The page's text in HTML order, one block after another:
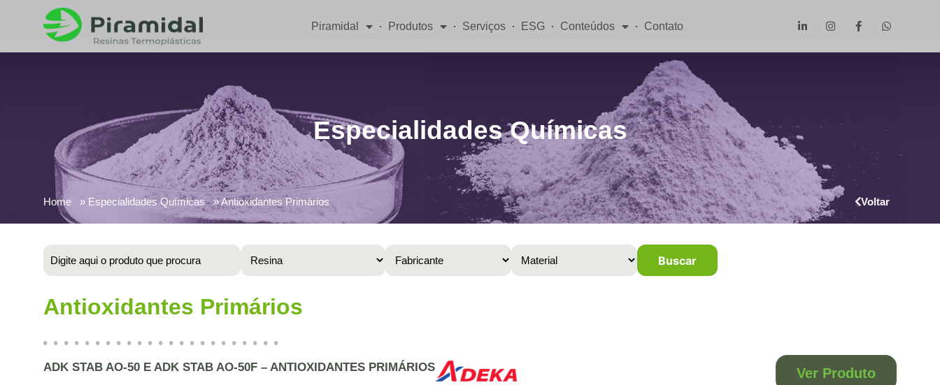
Piramidal Produtos Serviços ESG Conteúdos Contato
Especialidades Químicas
Home Especialidades Químicas Antioxidantes Primários Voltar
Buscar
Antioxidantes Primários
ADK STAB AO-50 E ADK STAB AO-50F – ANTIOXIDANTES PRIMÁRIOS Ver Produto